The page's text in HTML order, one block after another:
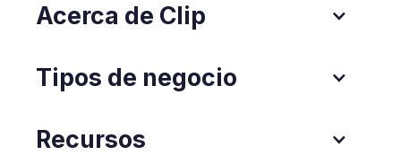
Acerca de Clip
Tipos de negocio
Recursos